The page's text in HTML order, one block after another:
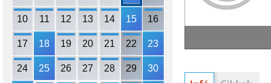
10 11 12 13 14 15 16
17 18 19 20 21 22 23
24 25 26 27 28 29 30